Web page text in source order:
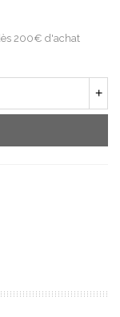
200€ d'achat
+